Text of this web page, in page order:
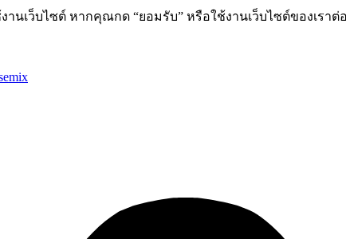
านเว็บไซต์ หากคุณกด “ยอมรับ” หรือใช้งานเว็บไซต์ของเร